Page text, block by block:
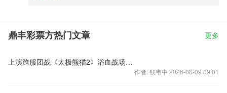
鼎丰彩票方热门文章 更多
上演跨服团战《太极熊猫2》浴血战场激情解说
作者: 钱韦中 2026-08-09 09:01